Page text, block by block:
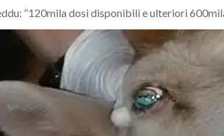
“120mila dosi disponibili e ulteriori